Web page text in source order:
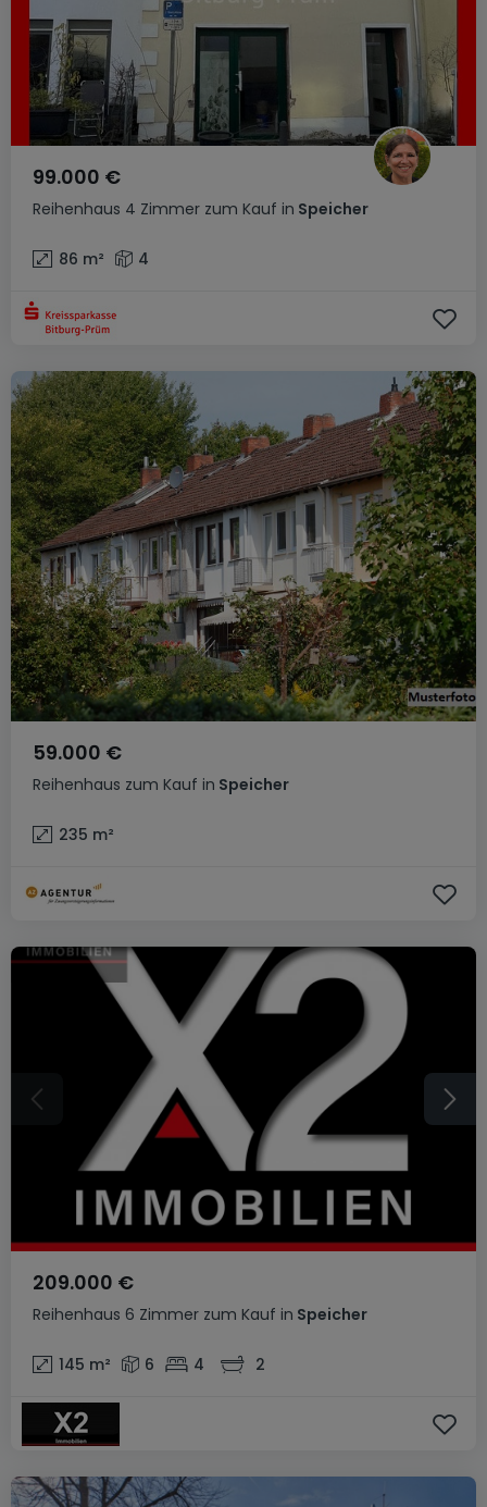
Reihenhaus 4 Zimmer zum Kauf in Speicher
99.000 €
86 m² 4
Reihenhaus zum Kauf in Speicher
59.000 €
235 m²
Reihenhaus 6 Zimmer zum Kauf in Speicher
209.000 €
145 m² 6 4 2